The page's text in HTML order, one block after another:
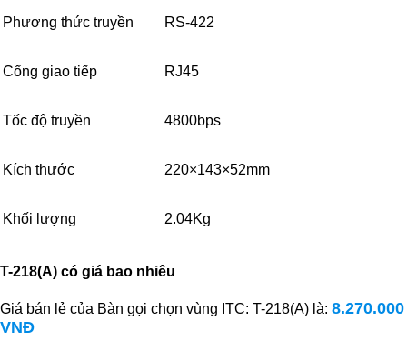
Phương thức truyền RS-422
Cổng giao tiếp RJ45
Tốc độ truyền 4800bps
Kích thước 220×143×52mm
Khối lượng 2.04Kg
T-218(A) có giá bao nhiêu
Giá bán lẻ của Bàn gọi chọn vùng ITC: T-218(A) là: 8.270.000
VNĐ